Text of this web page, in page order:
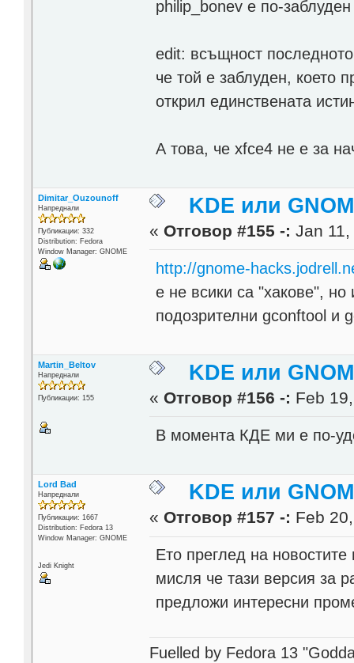
philip_bonev е по-
edit: всъщност
че той е заблуден, което
открил единствената
А това, че xfce4 не е за
Dimitar_Ouzounoff
Напреднали
Публикации: 332
Distribution: Fedora
Window Manager: GNOME
KDE или
« Отговор #155 -: Jan
http://gnome-
е не всики са "хакове",
подозрителни gconftool и
Martin_Beltov
Напреднали
Публикации: 155
KDE или
« Отговор #156 -: Feb
В момента КДЕ ми е по-
Lord Bad
Напреднали
Публикации: 1667
Distribution: Fedora 13
Window Manager: GNOME
Jedi Knight
KDE или
« Отговор #157 -: Feb
Ето преглед на
мисля че тази версия за
предложи интересни
Fuelled by Fedora 13